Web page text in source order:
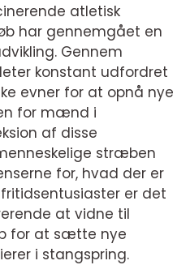
atletisk
har gennemgået en
Gennem
konstant udfordret
evner for at opnå nye
for mænd i
af disse
stræben
for, hvad der er
er det
at vidne til
for at sætte nye
i stangspring.